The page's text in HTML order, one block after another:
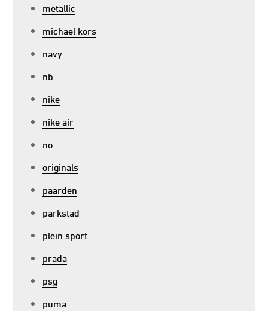
metallic
michael kors
navy
nb
nike
nike air
no
originals
paarden
parkstad
plein sport
prada
psg
puma